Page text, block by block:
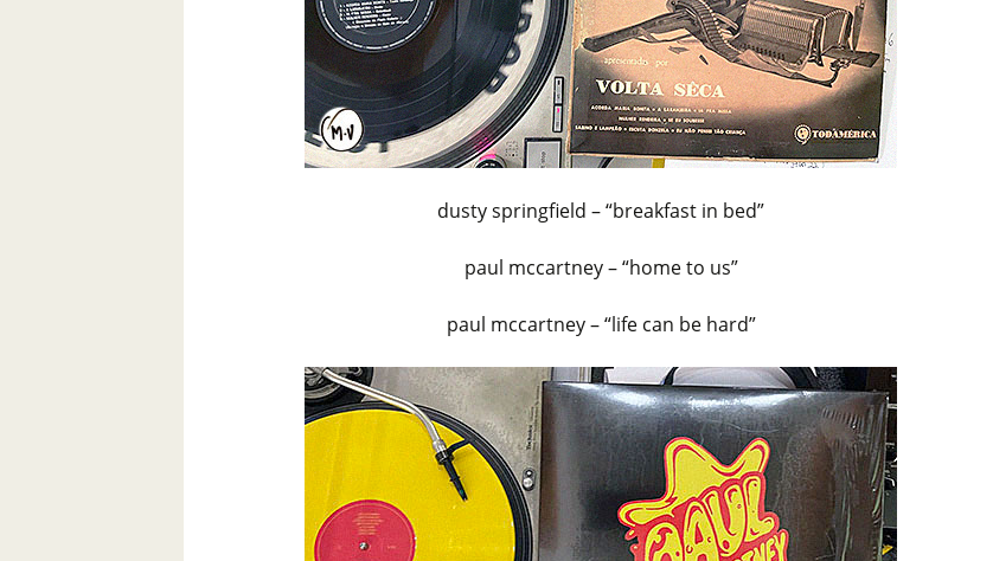
dusty springfield – “breakfast in bed”
paul mccartney – “home to us”
paul mccartney – “life can be hard”